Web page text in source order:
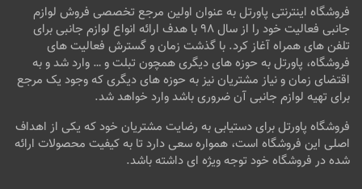
فروشگاه اینترنتی پاورتل به عنوان اولین مرجع تخصصی فروش لوازم
جانبی فعالیت خود را از سال ۹۸ با هدف ارائه انواع لوازم جانبی برای
تلفن های همراه آغاز کرد. با گذشت زمان و گسترش فعالیت های
فروشگاه، پاورتل به حوزه های دیگری همچون تبلت و … وارد شد و به
اقتضای زمان و نیاز مشتریان نیز به حوزه های دیگری که وجود یک مرجع
برای تهیه لوازم جانبی آن ضروری باشد وارد خواهد شد.
فروشگاه پاورتل برای دستیابی به رضایت مشتریان خود که یکی از اهداف
اصلی این فروشگاه است، همواره سعی دارد تا به کیفیت محصولات ارائه
شده در فروشگاه خود توجه ویژه ای داشته باشد.